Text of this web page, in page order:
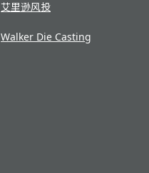
艾里逊风投
Walker Die Casting